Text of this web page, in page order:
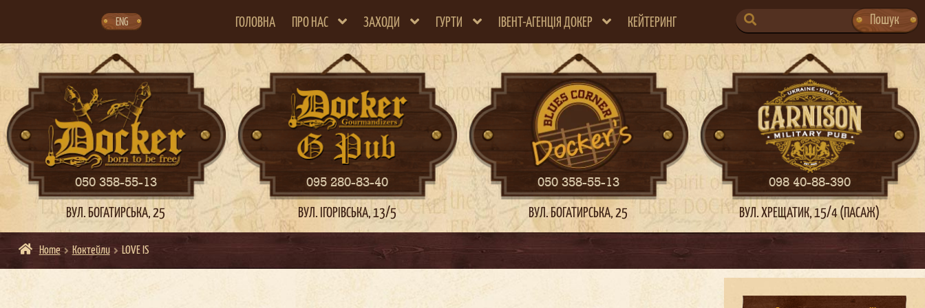
ENG ГОЛОВНА ПРО НАС ЗАХОДИ ГУРТИ ІВЕНТ-АГЕНЦІЯ ДОКЕР КЕЙТЕРИНГ
SEARCH
FOR:
Пошук
050 358-55-13
ВУЛ. БОГАТИРСЬКА, 25
095 280-83-40
ВУЛ. ІГОРІВСЬКА, 13/5
050 358-55-13
ВУЛ. БОГАТИРСЬКА, 25
098 40-88-390
ВУЛ. ХРЕЩАТИК, 15/4 (ПАСАЖ)
Home Коктейли LOVE IS